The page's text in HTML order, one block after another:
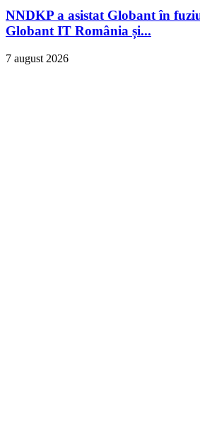
NNDKP a asistat Globant în
Globant IT România și...
7 august 2026